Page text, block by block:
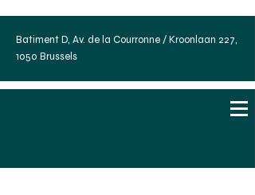
Batiment D, Av. de la Courronne / Kroonlaan 227,
1050 Brussels